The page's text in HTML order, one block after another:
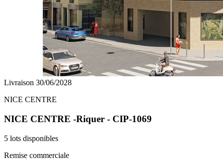
Livraison 30/06/2028
NICE CENTRE
NICE CENTRE -Riquer - CIP-1069
5 lots disponibles
Remise commerciale